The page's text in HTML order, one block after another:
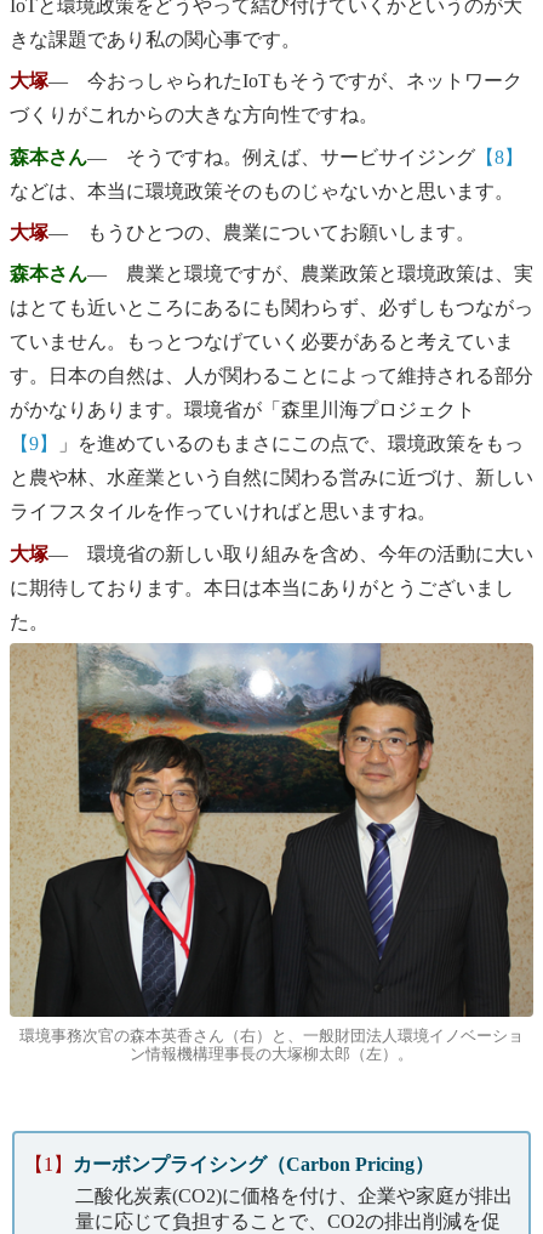
IoTと環境政策をどうやって結び付けていくかというのが大
きな課題であり私の関心事です。
大塚― 今おっしゃられたIoTもそうですが、ネットワーク
づくりがこれからの大きな方向性ですね。
森本さん― そうですね。例えば、サービサイジング 【8】
などは、本当に環境政策そのものじゃないかと思います。
大塚― もうひとつの、農業についてお願いします。
森本さん― 農業と環境ですが、農業政策と環境政策は、実
はとても近いところにあるにも関わらず、必ずしもつながっ
ていません。もっとつなげていく必要があると考えていま
す。日本の自然は、人が関わることによって維持される部分
がかなりあります。環境省が「森里川海プロジェクト
【9】
」を進めているのもまさにこの点で、環境政策をもっ
と農や林、水産業という自然に関わる営みに近づけ、新しい
ライフスタイルを作っていければと思いますね。
大塚― 環境省の新しい取り組みを含め、今年の活動に大い
に期待しております。本日は本当にありがとうございまし
た。
環境事務次官の森本英香さん（右）と、一般財団法人環境イノベーショ
ン情報機構理事長の大塚柳太郎（左）。
【1】
カーボンプライシング（Carbon Pricing）
二酸化炭素(CO2)に価格を付け、企業や家庭が排出
量に応じて負担することで、CO2の排出削減を促